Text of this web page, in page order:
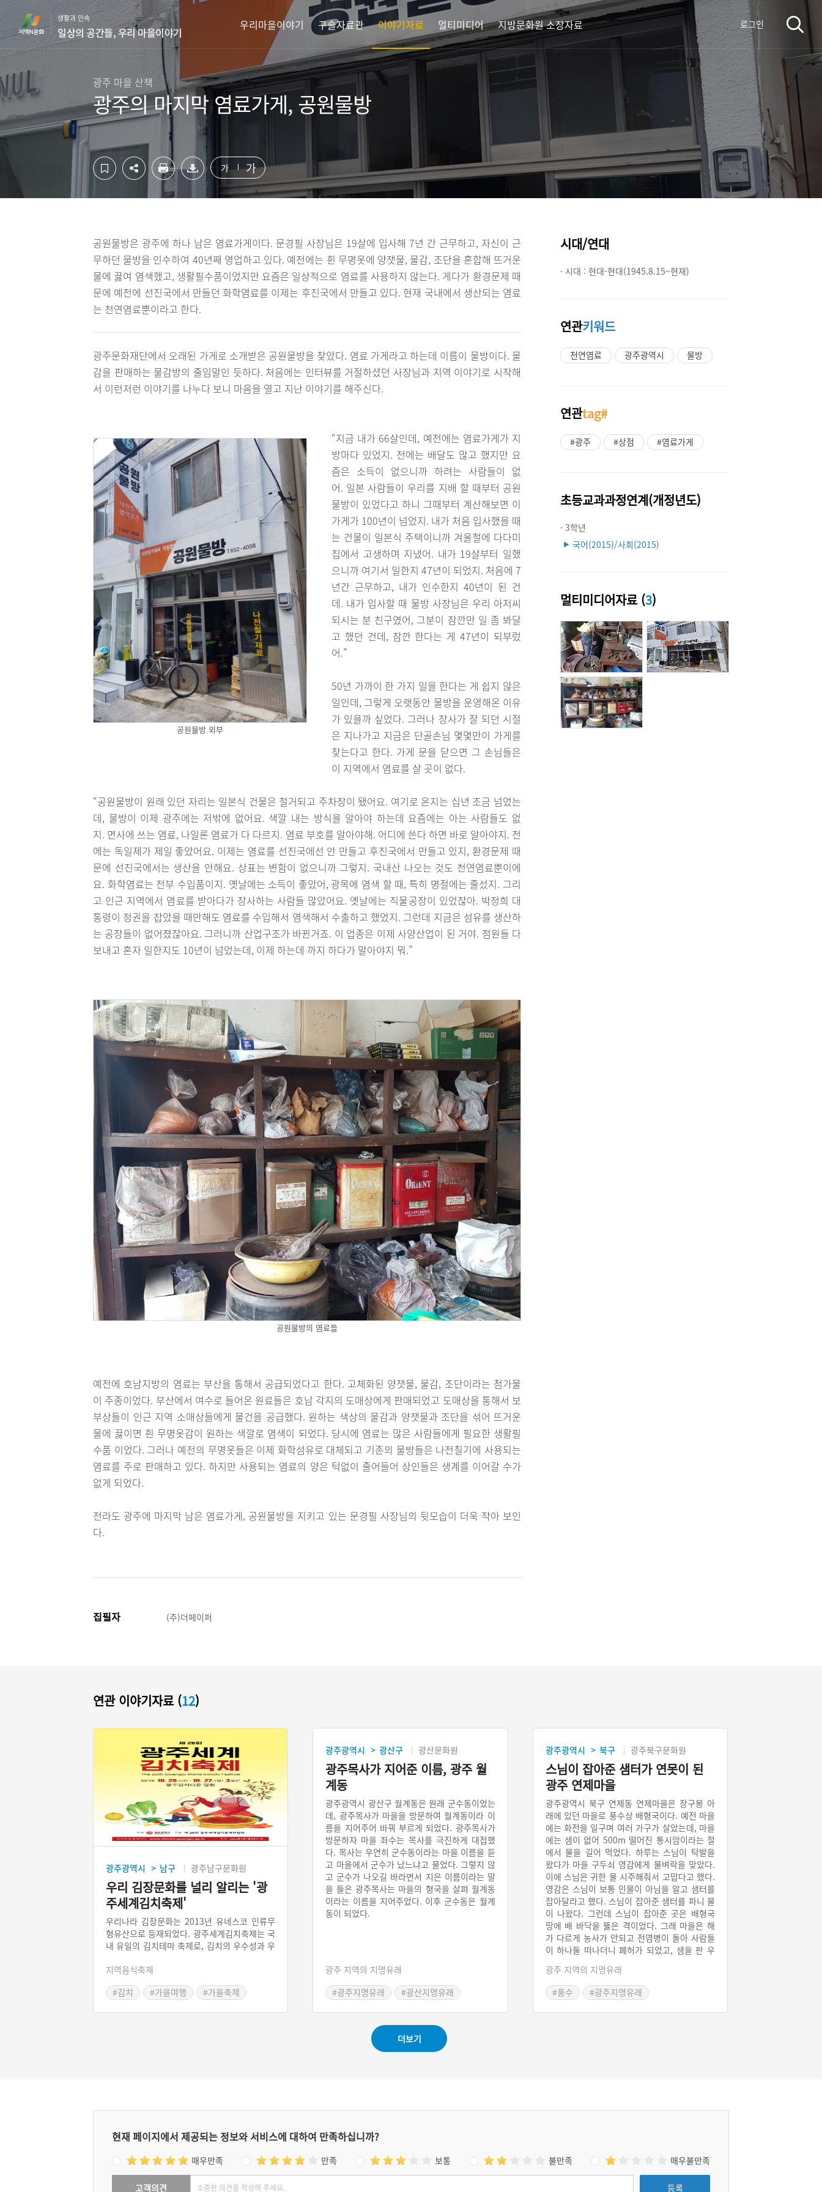
츠
영
바
로
기
영
역
로
가
생활과 민속
일상의 공간들, 우리 마을이야기
우리마을이야기 구술자료관 이야기자료 멀티미디어 지방문화원 소장자료 로그인
광주 마을 산책
광주의 마지막 염료가게, 공원물방
가 가
공원물방은 광주에 하나 남은 염료가게이다. 문경필 사장님은 19살에 입사해 7년 간 근무하고, 자신이 근
무하던 물방을 인수하여 40년째 영업하고 있다. 예전에는 흰 무명옷에 양잿물, 물감, 조단을 혼합해 뜨거운
물에 끓여 염색했고, 생활필수품이었지만 요즘은 일상적으로 염료를 사용하지 않는다. 게다가 환경문제 때
문에 예전에 선진국에서 만들던 화학염료를 이제는 후진국에서 만들고 있다. 현재 국내에서 생산되는 염료
는 천연염료뿐이라고 한다.
광주문화재단에서 오래된 가게로 소개받은 공원물방을 찾았다. 염료 가게라고 하는데 이름이 물방이다. 물
감을 판매하는 물감방의 줄임말인 듯하다. 처음에는 인터뷰를 거절하셨던 사장님과 지역 이야기로 시작해
서 이런저런 이야기를 나누다 보니 마음을 열고 지난 이야기를 해주신다.
공원물방 외부
“지금 내가 66살인데, 예전에는 염료가게가 지
방마다 있었지. 전에는 배달도 많고 했지만 요
즘은 소득이 없으니까 하려는 사람들이 없
어. 일본 사람들이 우리를 지배 할 때부터 공원
물방이 있었다고 하니 그때부터 계산해보면 이
가게가 100년이 넘었지. 내가 처음 입사했을 때
는 건물이 일본식 주택이니까 겨울철에 다다미
집에서 고생하며 지냈어. 내가 19살부터 일했
으니까 여기서 일한지 47년이 되었지. 처음에 7
년간 근무하고, 내가 인수한지 40년이 된 건
데. 내가 입사할 때 물방 사장님은 우리 아저씨
되시는 분 친구였어, 그분이 잠깐만 일 좀 봐달
고 했던 건데, 잠깐 한다는 게 47년이 되부렀
어.”
50년 가까이 한 가지 일을 한다는 게 쉽지 않은
일인데, 그렇게 오랫동안 물방을 운영해온 이유
가 있을까 싶었다. 그러나 장사가 잘 되던 시절
은 지나가고 지금은 단골손님 몇몇만이 가게를
찾는다고 한다. 가게 문을 닫으면 그 손님들은
이 지역에서 염료를 살 곳이 없다.
“공원물방이 원래 있던 자리는 일본식 건물은 철거되고 주차장이 됐어요. 여기로 온지는 십년 조금 넘었는
데, 물방이 이제 광주에는 저밖에 없어요. 색깔 내는 방식을 알아야 하는데 요즘에는 아는 사람들도 없
지. 면사에 쓰는 염료, 나일론 염료가 다 다르지. 염료 부호를 알아야해. 어디에 쓴다 하면 바로 알아야지. 전
에는 독일제가 제일 좋았어요. 이제는 염료를 선진국에선 안 만들고 후진국에서 만들고 있지, 환경문제 때
문에 선진국에서는 생산을 안해요. 상표는 변함이 없으니까 그렇지. 국내산 나오는 것도 천연염료뿐이에
요. 화학염료는 전부 수입품이지. 옛날에는 소득이 좋았어, 광목에 염색 할 때, 특히 명절에는 줄섰지. 그리
고 인근 지역에서 염료를 받아다가 장사하는 사람들 많았어요. 옛날에는 직물공장이 있었잖아. 박정희 대
통령이 정권을 잡았을 때만해도 염료를 수입해서 염색해서 수출하고 했었지. 그런데 지금은 섬유를 생산하
는 공장들이 없어졌잖아요. 그러니까 산업구조가 바뀐거죠. 이 업종은 이제 사양산업이 된 거야. 점원들 다
보내고 혼자 일한지도 10년이 넘었는데, 이제 하는데 까지 하다가 말아야지 뭐.”
공원물방의 염료들
예전에 호남지방의 염료는 부산을 통해서 공급되었다고 한다. 고체화된 양잿물, 물감, 조단이라는 첨가물
이 주종이었다. 부산에서 여수로 들어온 원료들은 호남 각지의 도매상에게 판매되었고 도매상을 통해서 보
부상들이 인근 지역 소매상들에게 물건을 공급했다. 원하는 색상의 물감과 양잿물과 조단을 섞어 뜨거운
물에 끓이면 흰 무명옷감이 원하는 색깔로 염색이 되었다. 당시에 염료는 많은 사람들에게 필요한 생활필
수품 이었다. 그러나 예전의 무명옷들은 이제 화학섬유로 대체되고 기존의 물방들은 나전칠기에 사용되는
염료를 주로 판매하고 있다. 하지만 사용되는 염료의 양은 턱없이 줄어들어 상인들은 생계를 이어갈 수가
없게 되었다.
전라도 광주에 마지막 남은 염료가게, 공원물방을 지키고 있는 문경필 사장님의 뒷모습이 더욱 작아 보인
다.
집필자 (주)더페이퍼
시대/연대
· 시대 : 현대-현대(1945.8.15~현재)
연관키워드
천연염료 광주광역시 물방
연관tag#
#광주 #상점 #염료가게
초등교과과정연계(개정년도)
· 3학년
▶ 국어(2015)/사회(2015)
멀티미디어자료 (3)
연관 이야기자료 (12)
광주광역시 > 남구 광주남구문화원
우리 김장문화를 널리 알리는 '광
주세계김치축제'
우리나라 김장문화는 2013년 유네스코 인류무
형유산으로 등재되었다. 광주세계김치축제는 국
내 유일의 김치테마 축제로, 김치의 우수성과 우
사이다. 광주세계김치축제는 김치와 관련된 각
고 시중가보다 저렴한 가격에 김치와 김치 재료
지역음식축제
#김치
#가을여행 #가을축제
광주광역시 > 광산구 광산문화원
광주목사가 지어준 이름, 광주 월
계동
광주광역시 광산구 월계동은 원래 군수동이었는
데, 광주목사가 마을을 방문하여 월계동이라 이
름을 지어주어 바꿔 부르게 되었다. 광주목사가
방문하자 마을 좌수는 목사를 극진하게 대접했
다. 목사는 우연히 군수동이라는 마을 이름을 듣
고 마을에서 군수가 났느냐고 물었다. 그렇지 않
고 군수가 나오길 바라면서 지은 이름이라는 말
을 들은 광주목사는 마을의 형국을 살펴 월계동
이라는 이름을 지어주었다. 이후 군수동은 월계
동이 되었다.
광주 지역의 지명유래
#광주지명유래
#광산지명유래
광주광역시 > 북구 광주북구문화원
스님이 잡아준 샘터가 연못이 된
광주 연제마을
광주광역시 북구 연제동 연제마을은 장구봉 아
래에 있던 마을로 풍수상 배형국이다. 예전 마을
에는 화전을 일구며 여러 가구가 살았는데, 마을
에는 샘이 없어 500m 떨어진 통시암이라는 절
에서 물을 길어 먹었다. 하루는 스님이 탁발을
왔다가 마을 구두쇠 영감에게 물벼락을 맞았다.
이에 스님은 귀한 물 시주해줘서 고맙다고 했다.
영감은 스님이 보통 인물이 아님을 알고 샘터를
잡아달라고 했다. 스님이 잡아준 샘터를 파니 물
이 나왔다. 그런데 스님이 잡아준 곳은 배형국
땅에 배 바닥을 뚫은 격이었다. 그래 마을은 해
가 다르게 농사가 안되고 전염병이 돌아 사람들
이 하나둘 떠나더니 폐허가 되었고, 샘을 판 우
대 사람들은 이 연못을 연제라 부르며, 화전을
하던 마을 또한 연제마을이라 했다.
광주 지역의 지명유래
#풍수
#광주지명유래
더보기
현재 페이지에서 제공되는 정보와 서비스에 대하여 만족하십니까?
매우만족 만족 보통 불만족 매우불만족
고객의견 등록